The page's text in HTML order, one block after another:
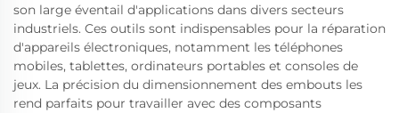
son large éventail d'applications dans divers secteurs
industriels. Ces outils sont indispensables pour la réparation
d'appareils électroniques, notamment les téléphones
mobiles, tablettes, ordinateurs portables et consoles de
jeux. La précision du dimensionnement des embouts les
rend parfaits pour travailler avec des composants